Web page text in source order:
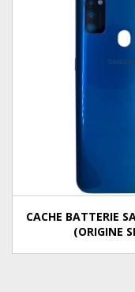
CACHE BATTERIE
(ORIGINE